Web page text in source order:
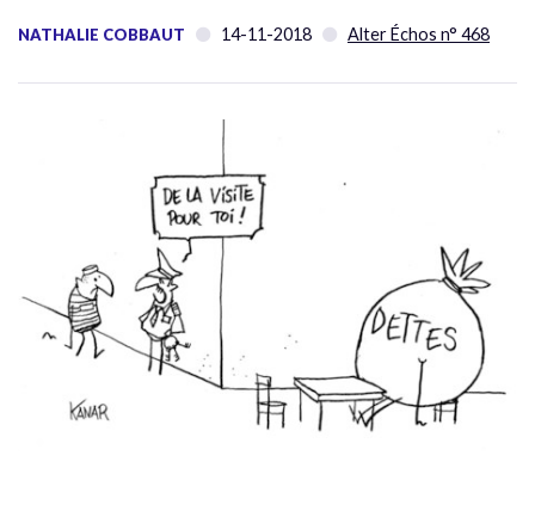
NATHALIE COBBAUT 14-11-2018 Alter Échos n° 468